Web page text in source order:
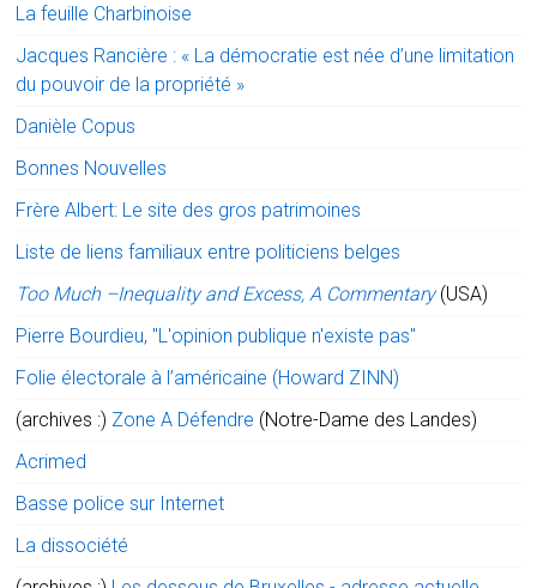
La feuille Charbinoise
Jacques Rancière : « La démocratie est née d’une limitation
du pouvoir de la propriété »
Danièle Copus
Bonnes Nouvelles
Frère Albert: Le site des gros patrimoines
Liste de liens familiaux entre politiciens belges
Too Much –Inequality and Excess, A Commentary (USA)
Pierre Bourdieu, "L'opinion publique n'existe pas"
Folie électorale à l’américaine (Howard ZINN)
(archives :) Zone A Défendre (Notre-Dame des Landes)
Acrimed
Basse police sur Internet
La dissociété